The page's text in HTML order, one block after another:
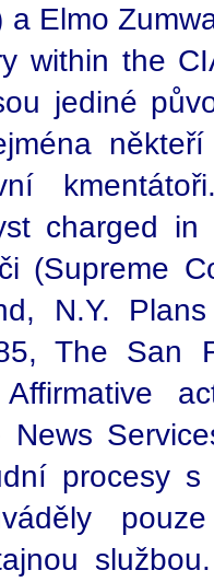
a Elmo
within the
jediné
charged
(Supreme
N.Y.
The San
News
procesy